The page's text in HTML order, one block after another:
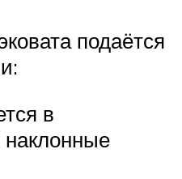
подаётся
в
наклонные